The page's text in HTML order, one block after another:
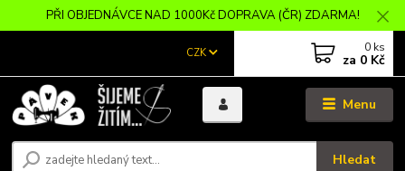
PŘI OBJEDNÁVCE NAD 1000Kč DOPRAVA (ČR) ZDARMA!
Menu
CZK
Hledat
0 ks
za 0 Kč